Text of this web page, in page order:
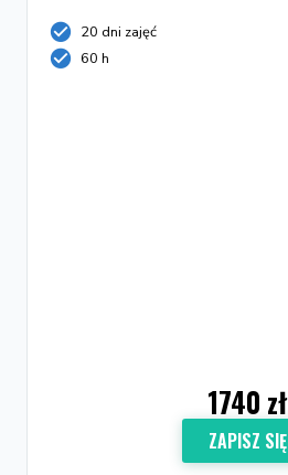
20 dni zajęć
60 h
1740 zł
ZAPISZ SIĘ